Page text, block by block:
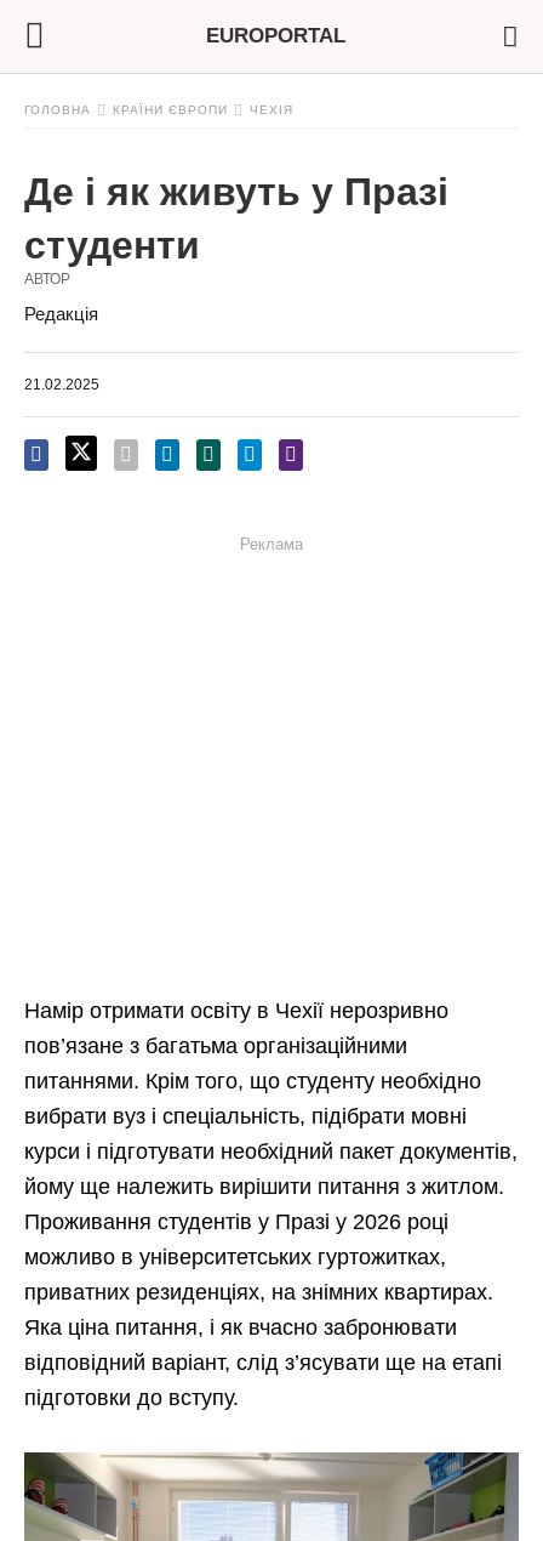
EUROPORTAL
ГОЛОВНА КРАЇНИ ЄВРОПИ ЧЕХІЯ
Де і як живуть у Празі
студенти
АВТОР
Редакція
21.02.2025
Реклама
Намір отримати освіту в Чехії нерозривно
пов’язане з багатьма організаційними
питаннями. Крім того, що студенту необхідно
вибрати вуз і спеціальність, підібрати мовні
курси і підготувати необхідний пакет документів,
йому ще належить вирішити питання з житлом.
Проживання студентів у Празі у 2026 році
можливо в університетських гуртожитках,
приватних резиденціях, на знімних квартирах.
Яка ціна питання, і як вчасно забронювати
відповідний варіант, слід з’ясувати ще на етапі
підготовки до вступу.